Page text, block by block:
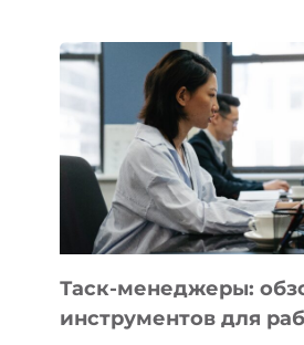
НОВЫЕ
ПРЕДМЕТЫ
ПО
ИСКУССТВЕННОМУ
ИНТЕЛЛЕКТУ
Таск-менеджеры:
инструментов для